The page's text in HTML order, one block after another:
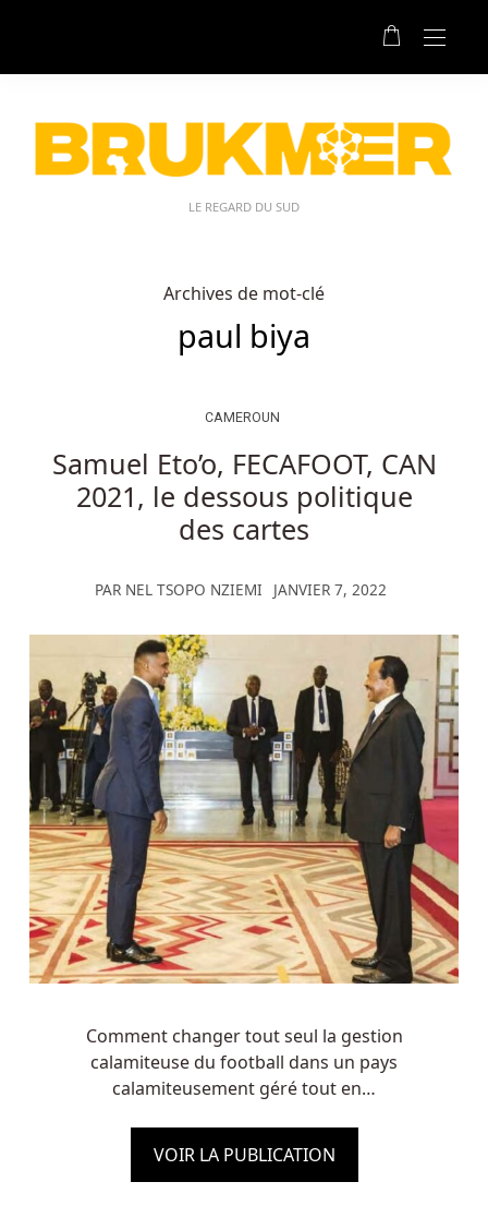
LE REGARD DU SUD
Archives de mot-clé
paul biya
CAMEROUN
Samuel Eto’o, FECAFOOT, CAN
2021, le dessous politique
des cartes
PAR NEL TSOPO NZIEMI JANVIER 7, 2022
Comment changer tout seul la gestion
calamiteuse du football dans un pays
calamiteusement géré tout en…
VOIR LA PUBLICATION